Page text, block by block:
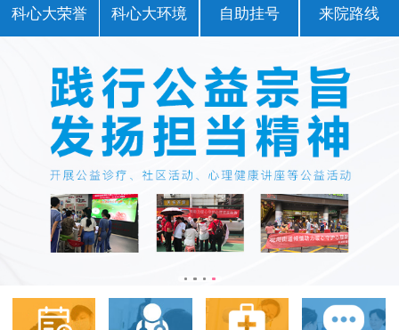
科心大荣誉 科心大环境 自助挂号 来院路线